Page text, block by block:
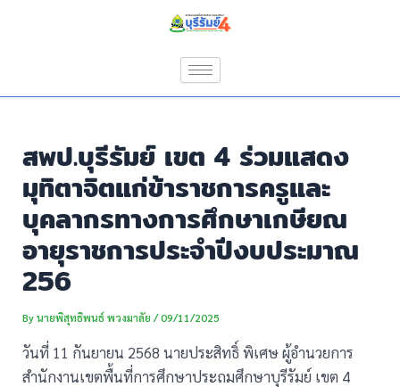
สพป.บุรีรัมย์ เขต 4 ร่วมแสดง
มุทิตาจิตแก่ข้าราชการครูและ
บุคลากรทางการศึกษาเกษียณ
อายุราชการประจำปีงบประมาณ
256
Byนายพิสุทธิพนธ์ พวงมาลัย/09/11/2025
วันที่ 11 กันยายน 2568 นายประสิทธิ์ พิเศษ ผู้อำนวยการ
สำนักงานเขตพื้นที่การศึกษาประถมศึกษาบุรีรัมย์ เขต 4